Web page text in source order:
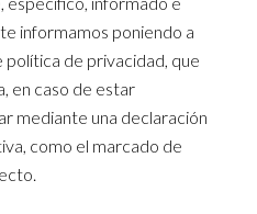
informamos poniendo a
de privacidad, que
en caso de estar
mediante una declaración
como el marcado de